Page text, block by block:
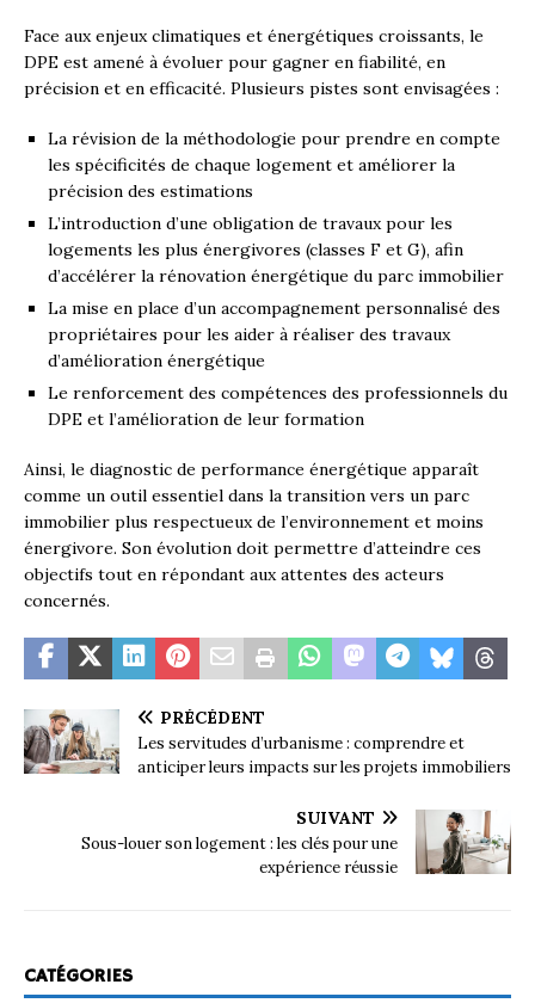
Face aux enjeux climatiques et énergétiques croissants, le
DPE est amené à évoluer pour gagner en fiabilité, en
précision et en efficacité. Plusieurs pistes sont envisagées :
La révision de la méthodologie pour prendre en compte
les spécificités de chaque logement et améliorer la
précision des estimations
L’introduction d’une obligation de travaux pour les
logements les plus énergivores (classes F et G), afin
d’accélérer la rénovation énergétique du parc immobilier
La mise en place d’un accompagnement personnalisé des
propriétaires pour les aider à réaliser des travaux
d’amélioration énergétique
Le renforcement des compétences des professionnels du
DPE et l’amélioration de leur formation
Ainsi, le diagnostic de performance énergétique apparaît
comme un outil essentiel dans la transition vers un parc
immobilier plus respectueux de l’environnement et moins
énergivore. Son évolution doit permettre d’atteindre ces
objectifs tout en répondant aux attentes des acteurs
concernés.
PRÉCÉDENT
Les servitudes d’urbanisme : comprendre et
anticiper leurs impacts sur les projets immobiliers
SUIVANT
Sous-louer son logement : les clés pour une
expérience réussie
CATÉGORIES